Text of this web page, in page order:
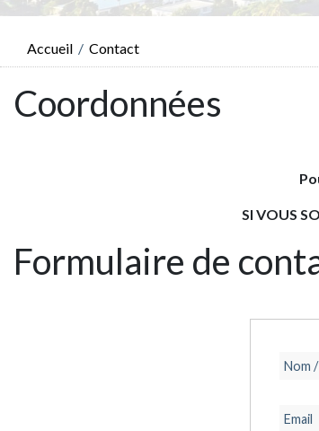
Accueil Contact
Coordonnées
SI VOUS
Formulaire de
Nom
Email